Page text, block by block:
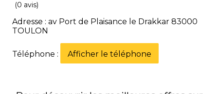
(0 avis)
Adresse : av Port de Plaisance le Drakkar 83000
TOULON
Téléphone : Afficher le téléphone